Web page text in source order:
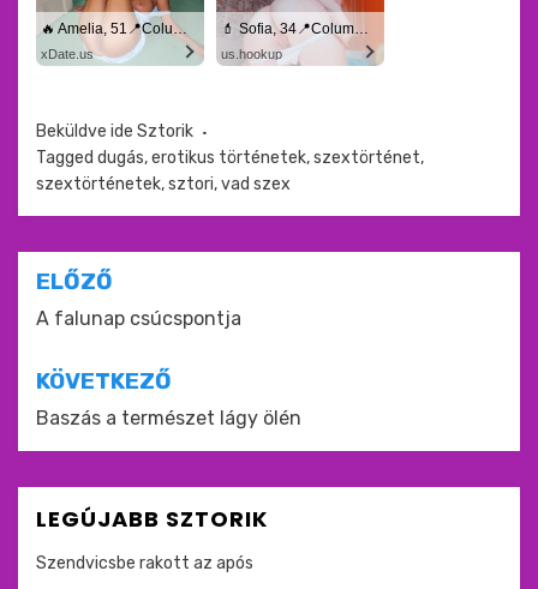
🔥 Amelia, 51📍Columbus
xDate.us
💄 Sofia, 34📍Columbus
us.hookup
Beküldve ide Sztorik
Tagged dugás,erotikus történetek,szextörténet,
szextörténetek,sztori,vad szex
Bejegyzés
navigáció
ELŐZŐ
A falunap csúcspontja
KÖVETKEZŐ
Baszás a természet lágy ölén
LEGÚJABB SZTORIK
Szendvicsbe rakott az após